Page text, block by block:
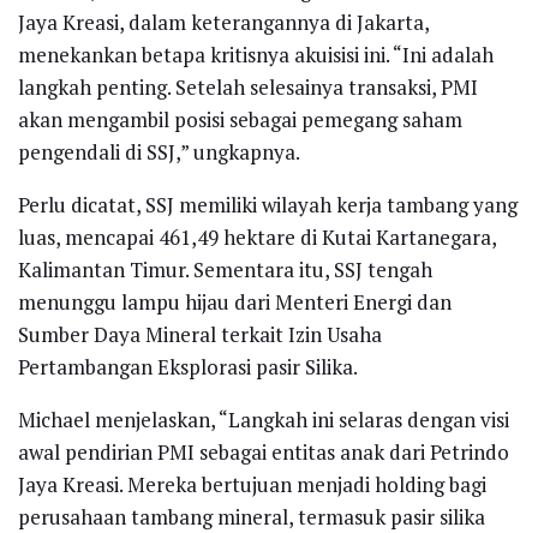
Jaya Kreasi, dalam keterangannya di Jakarta,
menekankan betapa kritisnya akuisisi ini. “Ini adalah
langkah penting. Setelah selesainya transaksi, PMI
akan mengambil posisi sebagai pemegang saham
pengendali di SSJ,” ungkapnya.
Perlu dicatat, SSJ memiliki wilayah kerja tambang yang
luas, mencapai 461,49 hektare di Kutai Kartanegara,
Kalimantan Timur. Sementara itu, SSJ tengah
menunggu lampu hijau dari Menteri Energi dan
Sumber Daya Mineral terkait Izin Usaha
Pertambangan Eksplorasi pasir Silika.
Michael menjelaskan, “Langkah ini selaras dengan visi
awal pendirian PMI sebagai entitas anak dari Petrindo
Jaya Kreasi. Mereka bertujuan menjadi holding bagi
perusahaan tambang mineral, termasuk pasir silika